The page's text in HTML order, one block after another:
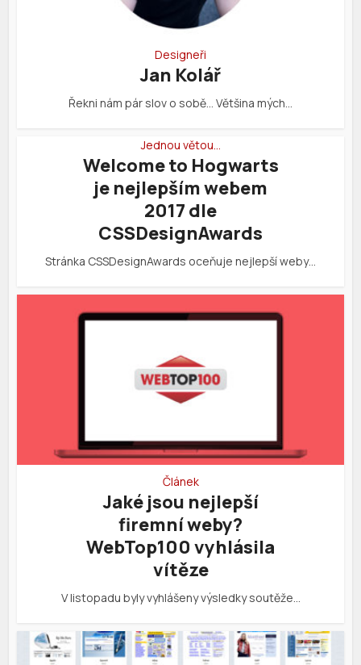
Designeři
Jan Kolář
Řekni nám pár slov o sobě… Většina mých…
Jednou větou…
Welcome to Hogwarts
je nejlepším webem
2017 dle
CSSDesignAwards
Stránka CSSDesignAwards oceňuje nejlepší weby…
Článek
Jaké jsou nejlepší
firemní weby?
WebTop100 vyhlásila
vítěze
V listopadu byly vyhlášeny výsledky soutěže…